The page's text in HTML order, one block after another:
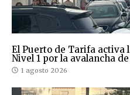
El Puerto de Tarifa activa
Nivel 1 por la avalancha
1 agosto 2026